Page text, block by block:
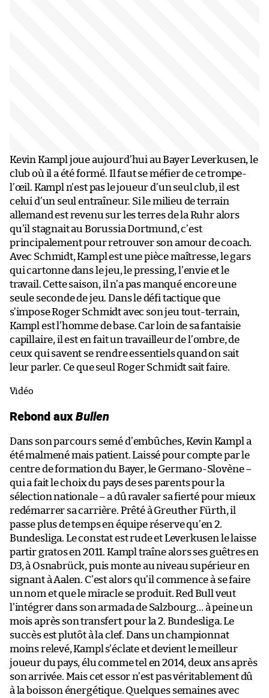
Kevin Kampl joue aujourd’hui au Bayer Leverkusen, le
club où il a été formé. Il faut se méfier de ce trompe-
l’œil. Kampl n’est pas le joueur d’un seul club, il est
celui d’un seul entraîneur. Si le milieu de terrain
allemand est revenu sur les terres de la Ruhr alors
qu’il stagnait au Borussia Dortmund, c’est
principalement pour retrouver son amour de coach.
Avec Schmidt, Kampl est une pièce maîtresse, le gars
qui cartonne dans le jeu, le pressing, l’envie et le
travail. Cette saison, il n’a pas manqué encore une
seule seconde de jeu. Dans le défi tactique que
s’impose Roger Schmidt avec son jeu tout-terrain,
Kampl est l’homme de base. Car loin de sa fantaisie
capillaire, il est en fait un travailleur de l’ombre, de
ceux qui savent se rendre essentiels quand on sait
leur parler. Ce que seul Roger Schmidt sait faire.
Vidéo
Rebond auxBullen
Dans son parcours semé d’embûches, Kevin Kampl a
été malmené mais patient. Laissé pour compte par le
centre de formation du Bayer, le Germano-Slovène –
qui a fait le choix du pays de ses parents pour la
sélection nationale – a dû ravaler sa fierté pour mieux
redémarrer sa carrière. Prêté à Greuther Fürth, il
passe plus de temps en équipe réserve qu’en 2.
Bundesliga. Le constat est rude et Leverkusen le laisse
partir gratos en 2011. Kampl traîne alors ses guêtres en
D3, à Osnabrück, puis monte au niveau supérieur en
signant à Aalen. C’est alors qu’il commence à se faire
un nom et que le miracle se produit. Red Bull veut
l’intégrer dans son armada de Salzbourg… à peine un
mois après son transfert pour la 2. Bundesliga. Le
succès est plutôt à la clef. Dans un championnat
moins relevé, Kampl s’éclate et devient le meilleur
joueur du pays, élu comme tel en 2014, deux ans après
son arrivée. Mais cet essor n’est pas véritablement dû
à la boisson énergétique. Quelques semaines avec